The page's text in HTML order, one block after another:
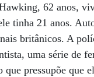
62 anos,
tinha 21 anos.
britânicos. A
uma série de
pressupõe que